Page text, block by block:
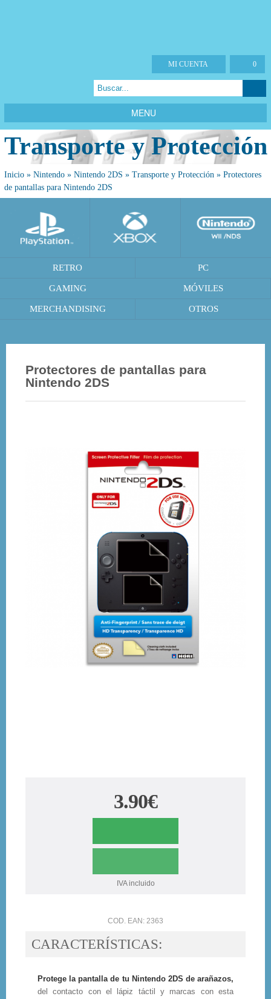
0
MI CUENTA
MENU
Transporte y Protección
Inicio » Nintendo » Nintendo 2DS » Transporte y Protección » Protectores
de pantallas para Nintendo 2DS
RETRO PC
GAMING MÓVILES
MERCHANDISING OTROS
Protectores de pantallas para
Nintendo 2DS
3.90€
IVA incluido
CARACTERÍSTICAS:
COD. EAN: 2363
Protege la pantalla de tu Nintendo 2DS de arañazos,
del contacto con el lápiz táctil y marcas con esta